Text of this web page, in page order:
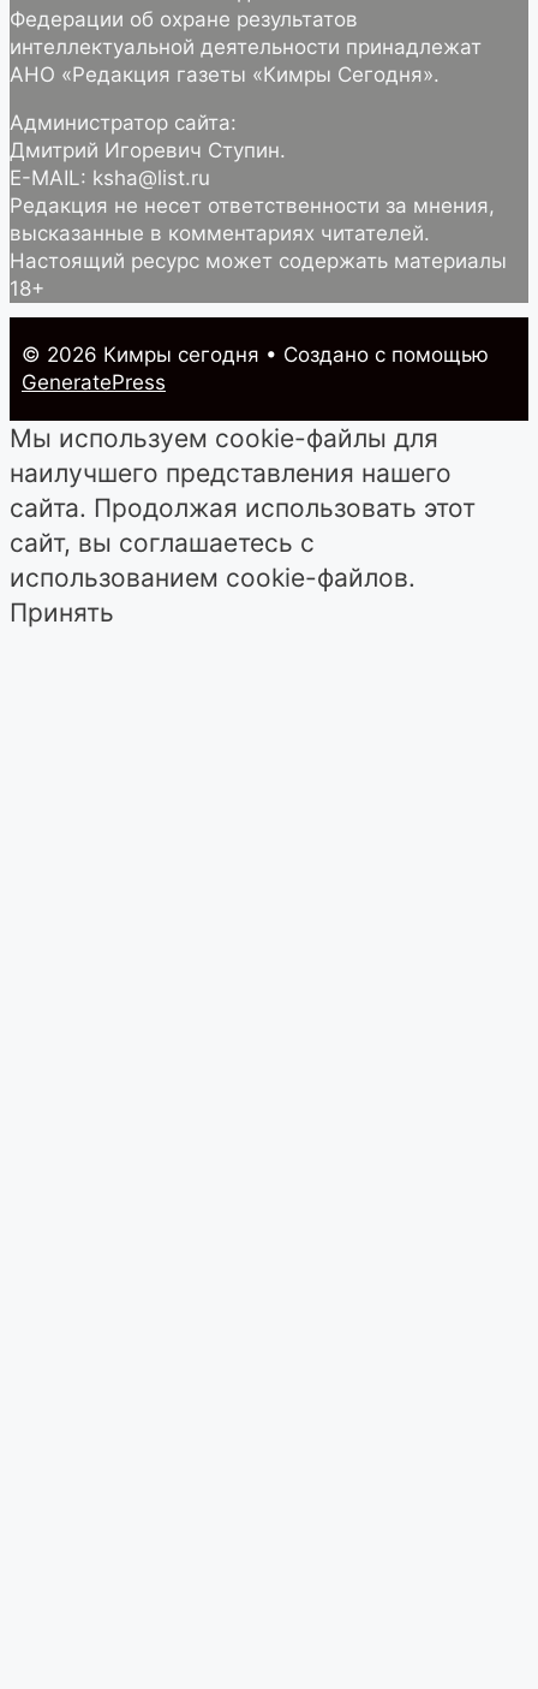
Федерации об охране результатов
интеллектуальной деятельности принадлежат
АНО «Редакция газеты «Кимры Сегодня».
Администратор сайта:
Дмитрий Игоревич Ступин.
E-MAIL: ksha@list.ru
Редакция не несет ответственности за мнения,
высказанные в комментариях читателей.
Настоящий ресурс может содержать материалы
18+
© 2026 Кимры cегодня • Создано с помощью
GeneratePress
Мы используем cookie-файлы для
наилучшего представления нашего
сайта. Продолжая использовать этот
сайт, вы соглашаетесь с
использованием cookie-файлов.
Принять